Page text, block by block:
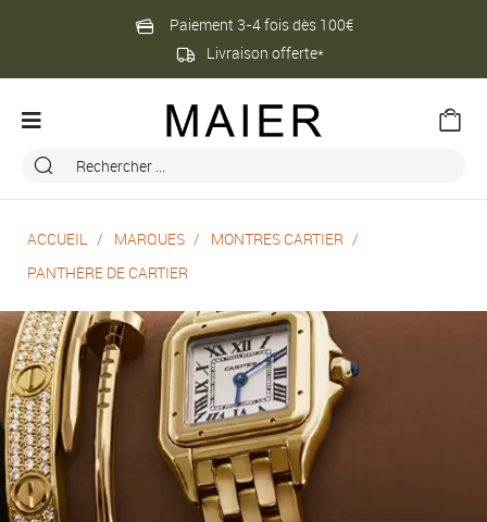
Paiement 3-4 fois dès 100€
Livraison offerte*
ACCUEIL MARQUES
MONTRES CARTIER
PANTHÈRE DE CARTIER